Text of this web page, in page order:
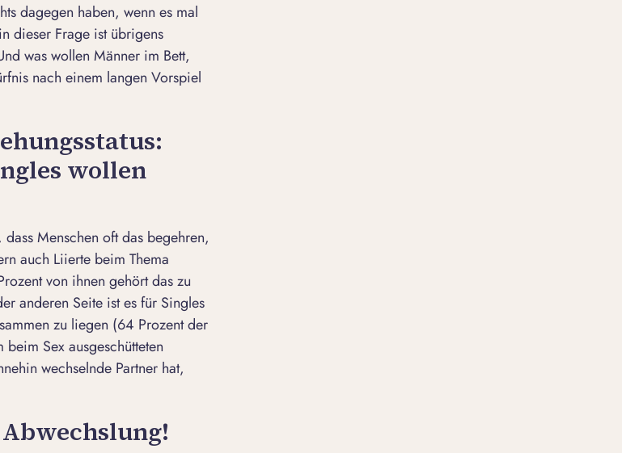
dagegen haben, wenn es mal
dieser Frage ist übrigens
was wollen Männer im Bett,
nach einem langen Vorspiel
wollen
Menschen oft das begehren,
auch Liierte beim Thema
von ihnen gehört das zu
anderen Seite ist es für Singles
zu liegen (64 Prozent der
Sex ausgeschütteten
wechselnde Partner hat,